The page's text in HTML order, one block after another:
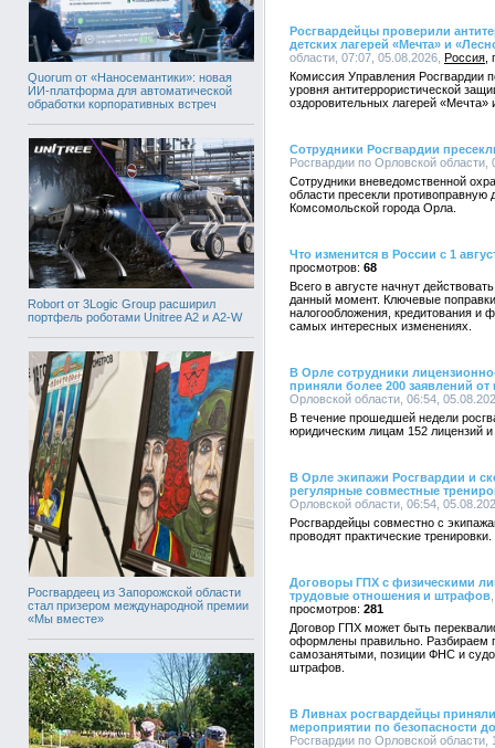
Quorum от «Наносемантики»: новая
ИИ-платформа для автоматической
обработки корпоративных встреч
Robort от 3Logic Group расширил
портфель роботами Unitree A2 и A2-W
Росгвардеец из Запорожской области
стал призером международной премии
«Мы вместе»
Росгвардейцы проверили
детских лагерей «Мечта» и
области, 07:07, 05.08.2026, Россия
Комиссия Управления Росгвардии
уровня антитеррористической
оздоровительных лагерей «Мечта»
Сотрудники Росгвардии
Росгвардии по Орловской
Сотрудники вневедомственной
области пресекли противоправную
Комсомольской города Орла.
Что изменится в России с 1
68
Всего в августе начнут
данный момент. Ключевые
налогообложения, кредитования и
самых интересных изменениях.
В Орле сотрудники
приняли более 200 заявлений от
Орловской области, 06:54,
В течение прошедшей недели
юридическим лицам 152 лицензий
В Орле экипажи Росгвардии и
регулярные совместные
Орловской области, 06:54,
Росгвардейцы совместно с
проводят практические тренировки.
Договоры ГПХ с физическими
трудовые отношения и штрафов
281
Договор ГПХ может быть
оформлены правильно. Разбираем
самозанятыми, позиции ФНС и
штрафов.
В Ливнах росгвардейцы
мероприятии по безопасности
Росгвардии по Орловской